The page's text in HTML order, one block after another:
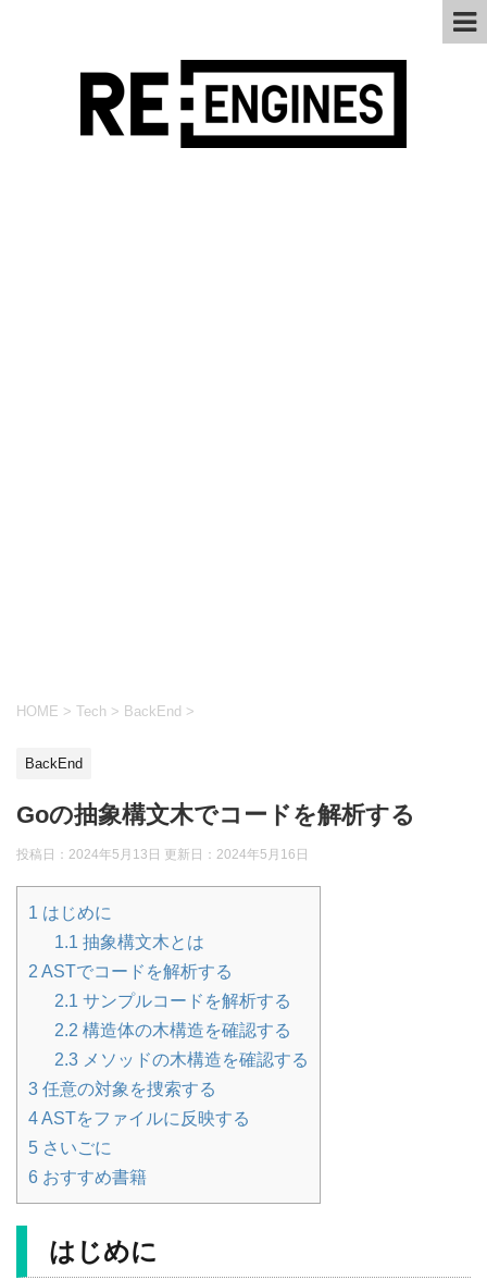
HOME > Tech > BackEnd >
BackEnd
Goの抽象構文木でコードを解析する
投稿日：2024年5月13日 更新日： 2024年5月16日
1 はじめに
1.1 抽象構文木とは
2 ASTでコードを解析する
2.1 サンプルコードを解析する
2.2 構造体の木構造を確認する
2.3 メソッドの木構造を確認する
3 任意の対象を捜索する
4ASTをファイルに反映する
5 さいごに
6 おすすめ書籍
はじめに